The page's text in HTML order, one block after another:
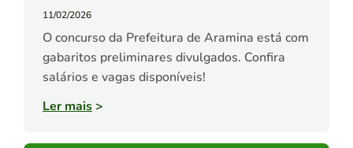
11/02/2026
O concurso da Prefeitura de Aramina está com
gabaritos preliminares divulgados. Confira
salários e vagas disponíveis!
Ler mais>